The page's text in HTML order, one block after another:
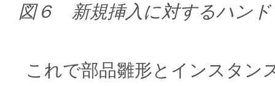
図６ 新規挿入に対するハンド
これで部品雛形とインスタン